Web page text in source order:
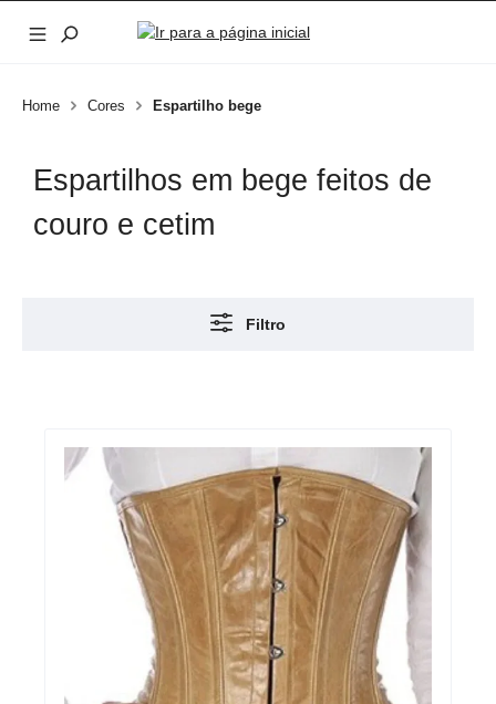
Ir para o conteúdo principal
Home Cores Espartilho bege
Espartilhos em bege feitos de
couro e cetim
Filtro